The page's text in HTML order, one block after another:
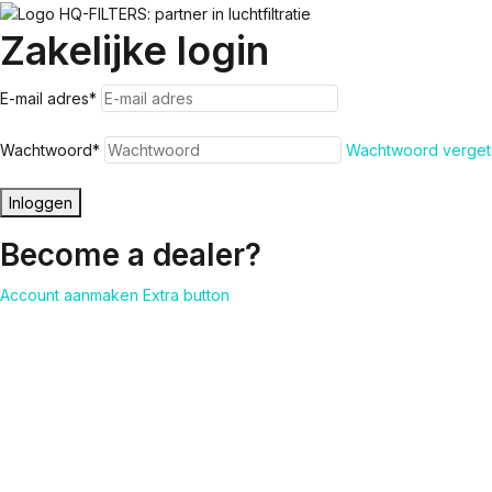
Zakelijke login
E-mail adres*
Wachtwoord* Wachtwoord
Inloggen
Become a dealer?
Account aanmaken Extra button